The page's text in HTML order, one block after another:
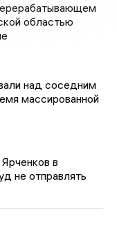
областью
над соседним
массированной
в
не отправлять